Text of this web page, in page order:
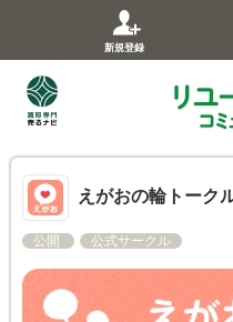
新規登録
えがおの輪トーク
公開 公式サークル